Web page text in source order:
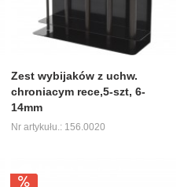
Zest wybijaków z uchw.
chroniacym rece,5-szt, 6-
14mm
Nr artykułu.: 156.0020